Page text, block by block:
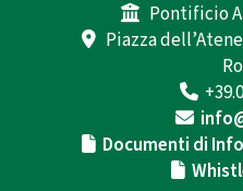
Pontificio
Piazza
Documenti di